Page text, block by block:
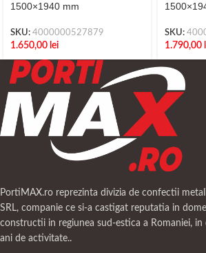
1500×1940 mm
SKU: 4000000527879
1.650,00 lei
SKU:
1.790,00
PortiMAX.ro reprezinta divizia de confectii
SRL, companie ce si-a castigat reputatia in
constructii in regiunea sud-estica a Romaniei, in
ani de activitate..